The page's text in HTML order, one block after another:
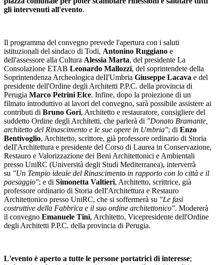
gli intervenuti all'evento.
Il programma del convegno prevede l'apertura con i saluti
istituzionali del sindaco di Todi, Antonino Ruggiano e
dell'assessore alla Cultura Alessia Marta, del presidente La
Consolazione ETAB Leonardo Mallozzi, del soprintendete della
Soprintendenza Archeologica deII'Umbria Giuseppe Lacava e del
presidente dell'Ordine degli Architetti P.P.C. della provincia di
Perugia Marco Petrini Elce. Infine, dopo la proiezione di un
filmato introduttivo ai lavori del convegno, sarà possibile assistere ai
contributi di Bruno Gori, Architetto e restauratore, consigliere del
suddetto Ordine degli Architetti, che parlerà di "Donato Bramante,
architetto del Rinascimento e le sue opere in Umbria"; di Enzo
Bentivoglio, Architetto, scrittore, già professore ordinario di Storia
deII'Architettura e presidente del Corso di Laurea in Conservazione,
Restauro e Valorizzazione dei Beni Architettonici e Ambientali
presso UniRC (Università degli Studi Mediterranea), interverrà
su "Un Tempio ideale del Rinascimento in rapporto con lo città e il
paesaggio"; e di Simonetta Valtieri, Architetto, scrittrice, già
professore ordinario di Storia deII'Architettura e Restauro
Architettonico presso UniRC, che si soffermerà su "Le fasi
costruttive della Fabbrica e il suo ordine architettonico". Modererà
il convegno Emanuele Tini, Architetto, Vicepresidente dell'Ordine
degli Architetti P.P.C. della provincia di Perugia.
L'evento è aperto a tutte le persone portatrici di interesse;